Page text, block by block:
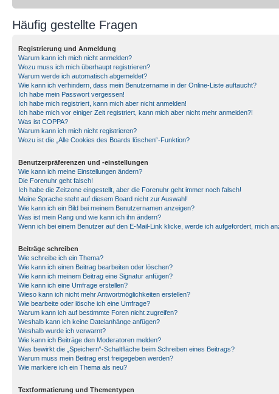
Häufig gestellte Fragen
Registrierung und Anmeldung
Warum kann ich mich nicht anmelden?
Wozu muss ich mich überhaupt registrieren?
Warum werde ich automatisch abgemeldet?
Wie kann ich verhindern, dass mein Benutzername in der Online-Liste auftaucht?
Ich habe mein Passwort vergessen!
Ich habe mich registriert, kann mich aber nicht anmelden!
Ich habe mich vor einiger Zeit registriert, kann mich aber nicht mehr anmelden?!
Was ist COPPA?
Warum kann ich mich nicht registrieren?
Wozu ist die „Alle Cookies des Boards löschen“-Funktion?
Benutzerpräferenzen und -einstellungen
Wie kann ich meine Einstellungen ändern?
Die Forenuhr geht falsch!
Ich habe die Zeitzone eingestellt, aber die Forenuhr geht immer noch falsch!
Meine Sprache steht auf diesem Board nicht zur Auswahl!
Wie kann ich ein Bild bei meinem Benutzernamen anzeigen?
Was ist mein Rang und wie kann ich ihn ändern?
Wenn ich bei einem Benutzer auf den E-Mail-Link klicke, werde ich aufgefordert, mich
Beiträge schreiben
Wie schreibe ich ein Thema?
Wie kann ich einen Beitrag bearbeiten oder löschen?
Wie kann ich meinem Beitrag eine Signatur anfügen?
Wie kann ich eine Umfrage erstellen?
Wieso kann ich nicht mehr Antwortmöglichkeiten erstellen?
Wie bearbeite oder lösche ich eine Umfrage?
Warum kann ich auf bestimmte Foren nicht zugreifen?
Weshalb kann ich keine Dateianhänge anfügen?
Weshalb wurde ich verwarnt?
Wie kann ich Beiträge den Moderatoren melden?
Was bewirkt die „Speichern“-Schaltfläche beim Schreiben eines Beitrags?
Warum muss mein Beitrag erst freigegeben werden?
Wie markiere ich ein Thema als neu?
Textformatierung und Thementypen